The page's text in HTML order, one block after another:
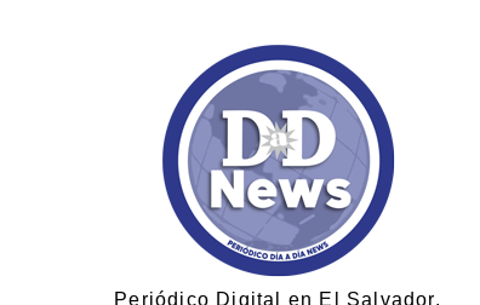
Periódico Digital en El Salvador,